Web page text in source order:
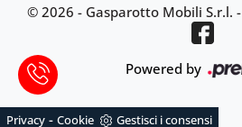
© 2026 - Gasparotto Mobili S.r.l. -
Powered by
Privacy - Cookie Gestisci i consensi